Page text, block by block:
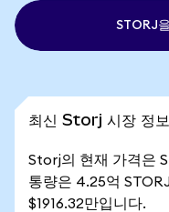
STORJ
최신 Storj 시장 정보
Storj의 현재 가격은
통량은 4.25억
$1916.32만입니다.